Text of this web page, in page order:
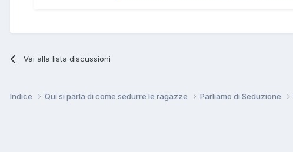
Vai alla lista discussioni
Indice Qui si parla di come sedurre le ragazze Parliamo di Seduzione